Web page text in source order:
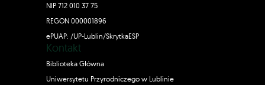
NIP 712 010 37 75
REGON 000001896
ePUAP: /UP-Lublin/SkrytkaESP
Kontakt
Biblioteka Główna
Uniwersytetu Przyrodniczego w Lublinie